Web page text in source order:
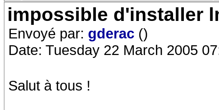
impossible d'installer
Envoyé par: gderac ()
Date: Tuesday 22 March 2005
Salut à tous !